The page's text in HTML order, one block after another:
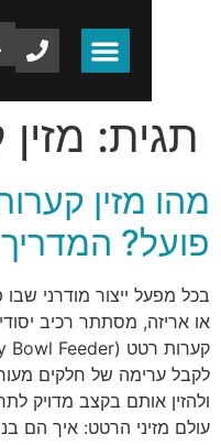
מזין
קערות
המדריך
ייצור מודרני שבו פועלת
מסתתר רכיב יסודי
של חלקים מעורבבים,
בקצב מדויק לתחנה
הרטט: איך הם בנויים,